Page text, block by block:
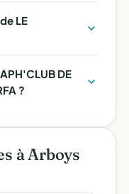
LE
DE
?
à Arboys